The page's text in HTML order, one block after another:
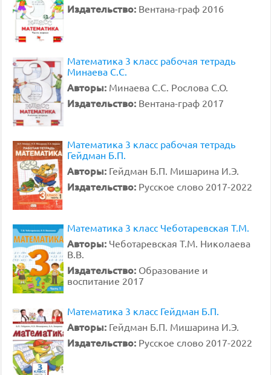
Издательство: Вентана-граф 2016
Математика 3 класс рабочая тетрадь
Минаева С.С.
Авторы: Минаева С.С. Рослова С.О.
Издательство: Вентана-граф 2017
Математика 3 класс рабочая тетрадь
Гейдман Б.П.
Авторы: Гейдман Б.П. Мишарина И.Э.
Издательство: Русское слово 2017-2022
Математика 3 класс Чеботаревская Т.М.
Авторы: Чеботаревская Т.М. Николаева
В.В.
Издательство: Образование и
воспитание 2017
Математика 3 класс Гейдман Б.П.
Авторы: Гейдман Б.П. Мишарина И.Э.
Издательство: Русское слово 2017-2022